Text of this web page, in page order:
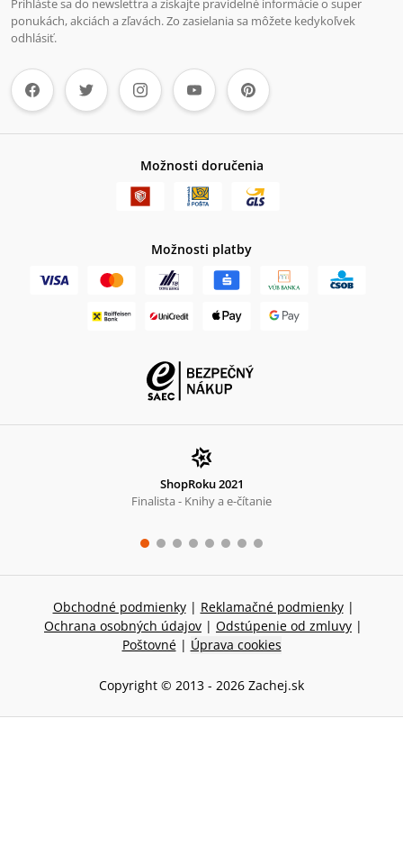
Prihláste sa do newslettra a získajte pravidelné informácie o super
ponukách, akciách a zľavách. Zo zasielania sa môžete kedykoľvek
odhlásiť.
Možnosti doručenia
Možnosti platby
ShopRoku 2021
Finalista - Knihy a e-čítanie
Obchodné podmienky | Reklamačné podmienky |
Ochrana osobných údajov | Odstúpenie od zmluvy |
Poštovné | Úprava cookies
Copyright © 2013 - 2026 Zachej.sk